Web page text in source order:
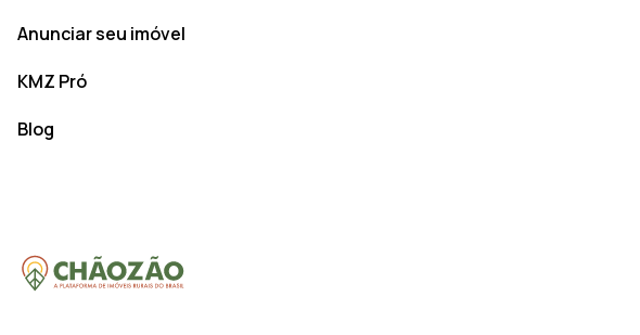
Anunciar seu imóvel
KMZ Pró
Blog